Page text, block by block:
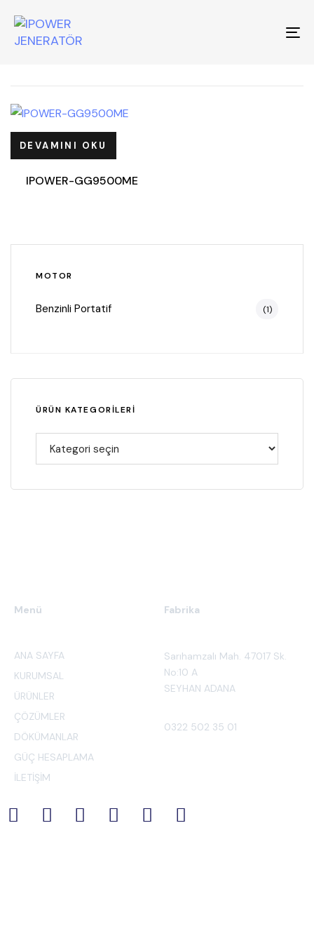
DEVAMINI OKU
IPOWER-GG9500ME
MOTOR
Benzinli Portatif (1)
ÜRÜN KATEGORILERI
Menü
ANA SAYFA
KURUMSAL
ÜRÜNLER
ÇÖZÜMLER
DÖKÜMANLAR
GÜÇ HESAPLAMA
İLETİŞİM
Fabrika
Sarıhamzalı Mah. 47017 Sk.
No:10 A
SEYHAN ADANA
0322 502 35 01